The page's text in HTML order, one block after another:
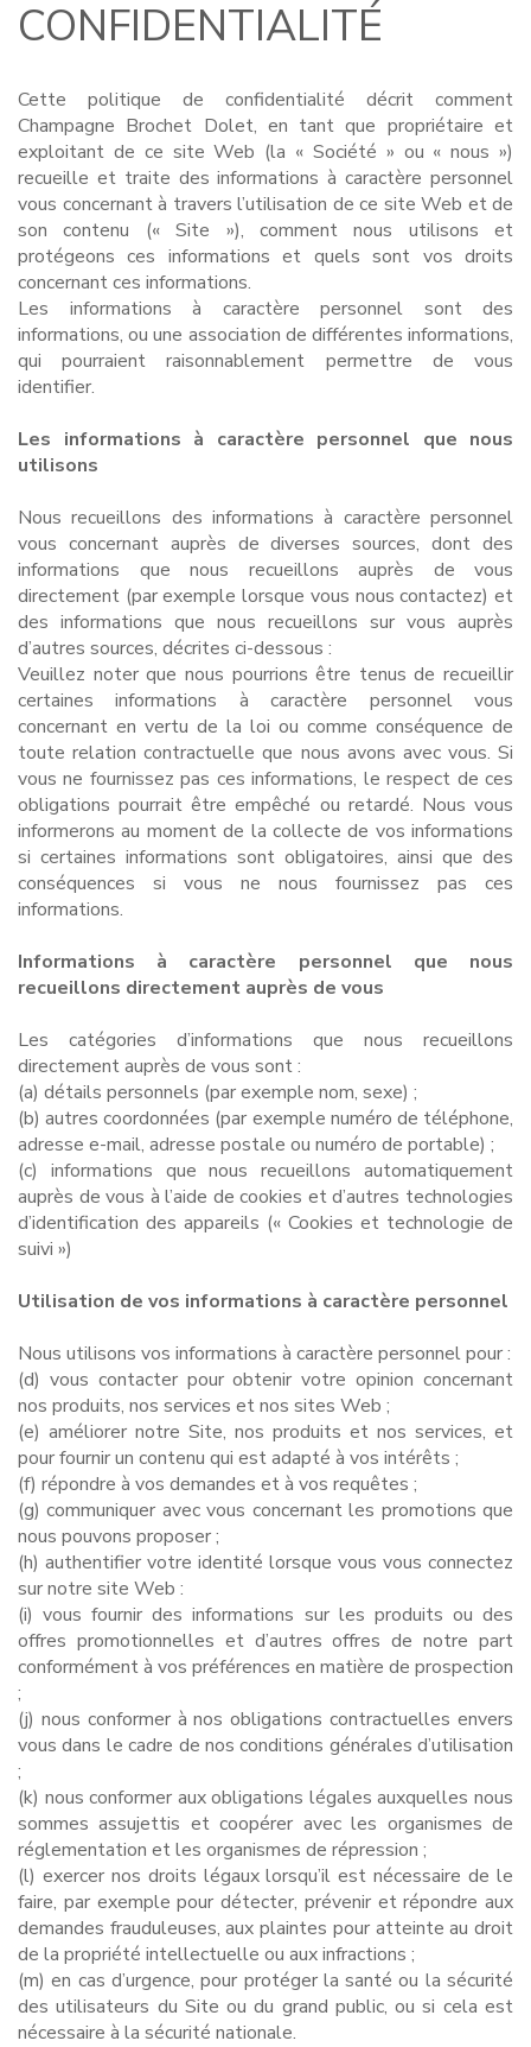
CONFIDENTIALITÉ
Cette politique de confidentialité décrit comment
Champagne Brochet Dolet, en tant que propriétaire et
exploitant de ce site Web (la « Société » ou « nous »)
recueille et traite des informations à caractère personnel
vous concernant à travers l’utilisation de ce site Web et de
son contenu (« Site »), comment nous utilisons et
protégeons ces informations et quels sont vos droits
concernant ces informations.
Les informations à caractère personnel sont des
informations, ou une association de différentes informations,
qui pourraient raisonnablement permettre de vous
identifier.
Les informations à caractère personnel que nous
utilisons
Nous recueillons des informations à caractère personnel
vous concernant auprès de diverses sources, dont des
informations que nous recueillons auprès de vous
directement (par exemple lorsque vous nous contactez) et
des informations que nous recueillons sur vous auprès
d’autres sources, décrites ci-dessous :
Veuillez noter que nous pourrions être tenus de recueillir
certaines informations à caractère personnel vous
concernant en vertu de la loi ou comme conséquence de
toute relation contractuelle que nous avons avec vous. Si
vous ne fournissez pas ces informations, le respect de ces
obligations pourrait être empêché ou retardé. Nous vous
informerons au moment de la collecte de vos informations
si certaines informations sont obligatoires, ainsi que des
conséquences si vous ne nous fournissez pas ces
informations.
Informations à caractère personnel que nous
recueillons directement auprès de vous
Les catégories d’informations que nous recueillons
directement auprès de vous sont :
(a) détails personnels (par exemple nom, sexe) ;
(b) autres coordonnées (par exemple numéro de téléphone,
adresse e-mail, adresse postale ou numéro de portable) ;
(c) informations que nous recueillons automatiquement
auprès de vous à l’aide de cookies et d’autres technologies
d’identification des appareils (« Cookies et technologie de
suivi »)
Utilisation de vos informations à caractère personnel
Nous utilisons vos informations à caractère personnel pour :
(d) vous contacter pour obtenir votre opinion concernant
nos produits, nos services et nos sites Web ;
(e) améliorer notre Site, nos produits et nos services, et
pour fournir un contenu qui est adapté à vos intérêts ;
(f) répondre à vos demandes et à vos requêtes ;
(g) communiquer avec vous concernant les promotions que
nous pouvons proposer ;
(h) authentifier votre identité lorsque vous vous connectez
sur notre site Web :
(i) vous fournir des informations sur les produits ou des
offres promotionnelles et d’autres offres de notre part
conformément à vos préférences en matière de prospection
;
(j) nous conformer à nos obligations contractuelles envers
vous dans le cadre de nos conditions générales d’utilisation
;
(k) nous conformer aux obligations légales auxquelles nous
sommes assujettis et coopérer avec les organismes de
réglementation et les organismes de répression ;
(l) exercer nos droits légaux lorsqu’il est nécessaire de le
faire, par exemple pour détecter, prévenir et répondre aux
demandes frauduleuses, aux plaintes pour atteinte au droit
de la propriété intellectuelle ou aux infractions ;
(m) en cas d’urgence, pour protéger la santé ou la sécurité
des utilisateurs du Site ou du grand public, ou si cela est
nécessaire à la sécurité nationale.